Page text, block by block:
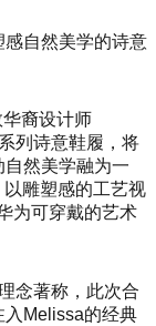
自然美学的诗意
裔设计师
列诗意鞋履，将
然美学融为一
雕塑感的工艺视
为可穿戴的艺术
念著称，此次合
入Melissa的经典